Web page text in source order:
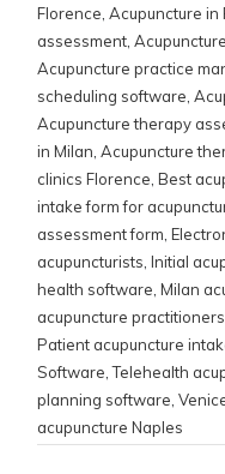
Florence Acupuncture in
assessment,
Acupuncture practice
scheduling software
Acupuncture therapy
in Milan Acupuncture
clinics Florence Best
intake form for
assessment form
acupuncturists Initial
health software Milan
acupuncture practitioners
Patient acupuncture
Software ,Telehealth
planning software
acupuncture Naples